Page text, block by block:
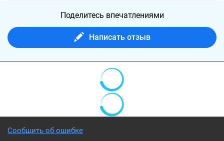
Поделитесь впечатлениями
Написать отзыв
Сообщить об ошибке